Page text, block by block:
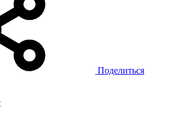
Поделиться